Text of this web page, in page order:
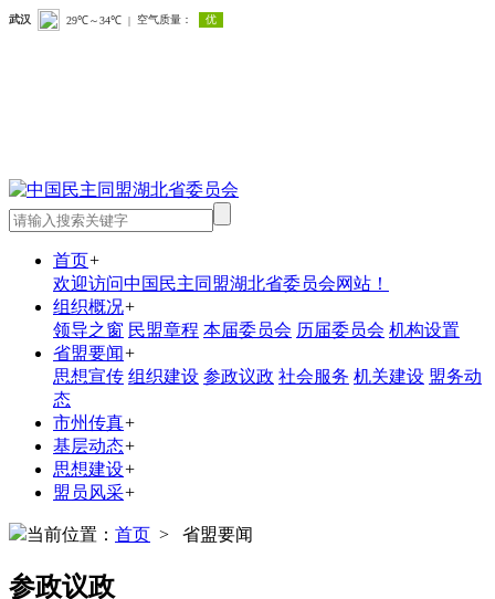
首页+
欢迎访问中国民主同盟湖北省委员会网站！
组织概况+
领导之窗 民盟章程 本届委员会 历届委员会 机构设置
省盟要闻+
思想宣传 组织建设 参政议政 社会服务 机关建设 盟务动
态
市州传真+
基层动态+
思想建设+
盟员风采+
当前位置： 首页 > 省盟要闻
参政议政